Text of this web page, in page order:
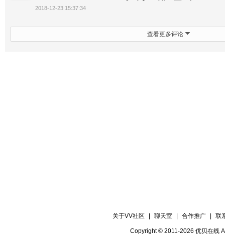
2018-12-23 15:37:34
查看更多评论
关于VV社区 聊天室 合作推广 联
Copyright © 2011-2026 优贝在线